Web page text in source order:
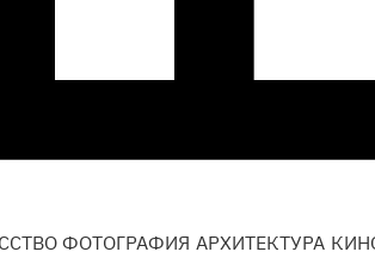
ФОТОГРАФИЯ АРХИТЕКТУРА